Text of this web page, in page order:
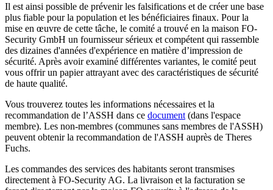
Il est ainsi possible de prévenir les falsifications et de créer une base
plus fiable pour la population et les bénéficiaires finaux. Pour la
mise en œuvre de cette tâche, le comité a trouvé en la maison FO-
Security GmbH un fournisseur sérieux et compétent qui rassemble
des dizaines d'années d'expérience en matière d’impression de
sécurité. Après avoir examiné différentes variantes, le comité peut
vous offrir un papier attrayant avec des caractéristiques de sécurité
de haute qualité.
Vous trouverez toutes les informations nécessaires et la
recommandation de l’ASSH dans ce document (dans l'espace
membre). Les non-membres (communes sans membres de l'ASSH)
peuvent obtenir la recommandation de l'ASSH auprès de Theres
Fuchs.
Les commandes des services des habitants seront transmises
directement à FO-Security AG. La livraison et la facturation se